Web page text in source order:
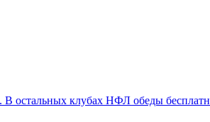
В остальных клубах НФЛ обеды